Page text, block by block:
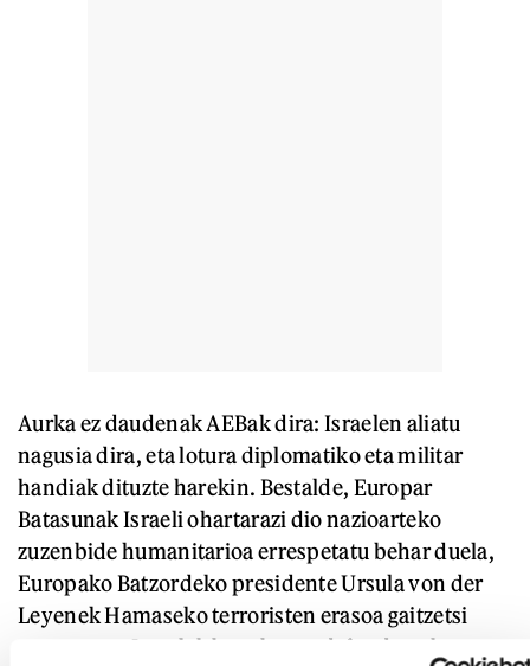
Aurka ez daudenak AEBak dira: Israelen aliatu
nagusia dira, eta lotura diplomatiko eta militar
handiak dituzte harekin. Bestalde, Europar
Batasunak Israeli ohartarazi dio nazioarteko
zuzenbide humanitarioa errespetatu behar duela,
Europako Batzordeko presidente Ursula von der
Leyenek Hamaseko terroristen erasoa gaitzetsi
zuen arren, Israelek bere burua defendatzeko